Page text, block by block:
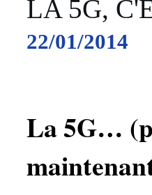
LA 5G,
22/01/2014
La 5G…